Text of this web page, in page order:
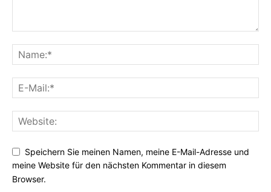
Speichern Sie meinen Namen, meine E-Mail-Adresse und
meine Website für den nächsten Kommentar in diesem
Browser.